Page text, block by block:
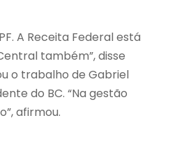
A Receita Federal está
também”, disse
o trabalho de Gabriel
do BC. “Na gestão
afirmou.